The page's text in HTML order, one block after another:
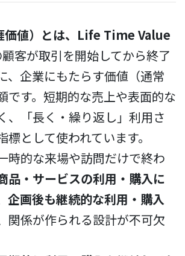
価値）とは、Life Time Value
客が取引を開始してから終了
、企業にもたらす価値（通常
です。短期的な売上や表面的な
、「長く・繰り返し」利用さ
として使われています。
時的な来場や訪問だけで終わ
品・サービスの利用・購入に
企画後も継続的な利用・購入
関係が作られる設計が不可欠